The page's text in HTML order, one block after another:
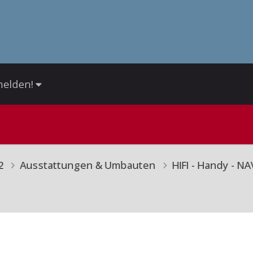
Ausstattungen & Umbauten HIFI - Handy -